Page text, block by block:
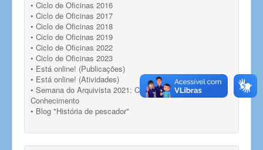
• Ciclo de Oficinas 2016
• Ciclo de Oficinas 2017
• Ciclo de Oficinas 2018
• Ciclo de Oficinas 2019
• Ciclo de Oficinas 2022
• Ciclo de Oficinas 2023
• Está online! (Publicações)
• Está online! (Atividades)
• Semana do Arquivista 2021: Compartilhando
Conhecimento
• Blog "História de pescador"